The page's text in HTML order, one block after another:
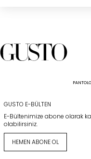
GUSTO E-BÜLTEN
E-Bültenimize abone olarak
olabilirsiniz.
HEMEN ABONE OL